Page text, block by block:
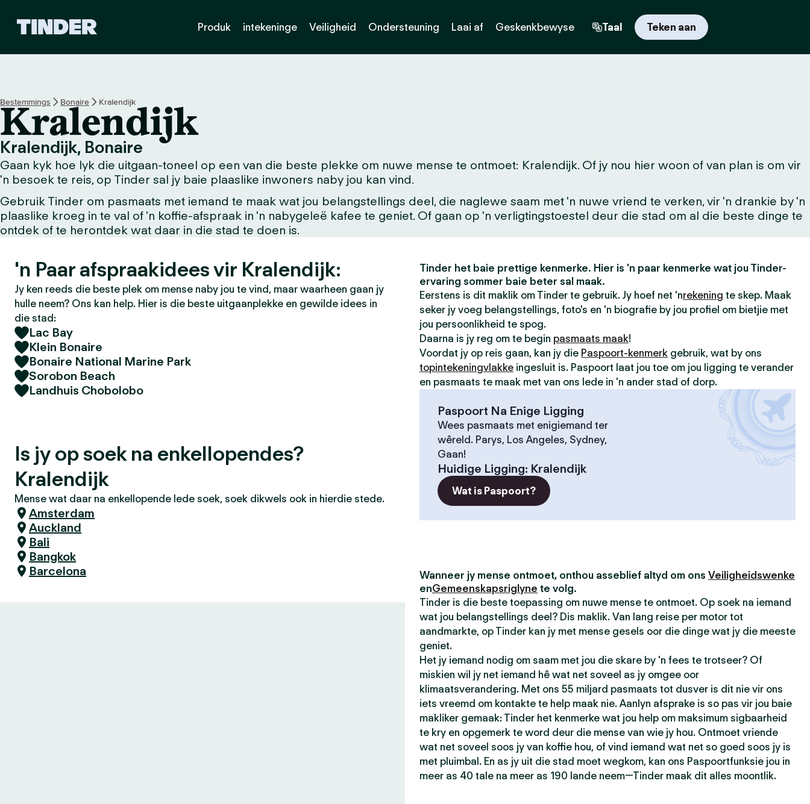
-
t
u
s
b
l
d
Produk intekeninge Veiligheid Ondersteuning Laai af Geskenkbewyse Taal Teken aan
Bestemmings Bonaire Kralendijk
Kralendijk
Kralendijk, Bonaire
Gaan kyk hoe lyk die uitgaan-toneel op een van die beste plekke om nuwe mense te ontmoet: Kralendijk. Of jy nou hier woon of van plan is om vir
'n besoek te reis, op Tinder sal jy baie plaaslike inwoners naby jou kan vind.
Gebruik Tinder om pasmaats met iemand te maak wat jou belangstellings deel, die naglewe saam met 'n nuwe vriend te verken, vir 'n drankie by 'n
plaaslike kroeg in te val of 'n koffie-afspraak in 'n nabygeleë kafee te geniet. Of gaan op 'n verligtingstoestel deur die stad om al die beste dinge te
ontdek of te herontdek wat daar in die stad te doen is.
'n Paar afspraakidees vir Kralendijk:
Jy ken reeds die beste plek om mense naby jou te vind, maar waarheen gaan jy
hulle neem? Ons kan help. Hier is die beste uitgaanplekke en gewilde idees in
die stad:
Lac Bay
Klein Bonaire
Bonaire National Marine Park
Sorobon Beach
Landhuis Chobolobo
Is jy op soek na enkellopendes?
Kralendijk
Mense wat daar na enkellopende lede soek, soek dikwels ook in hierdie stede.
Amsterdam
Auckland
Bali
Bangkok
Barcelona
Tinder het baie prettige kenmerke. Hier is 'n paar kenmerke wat jou Tinder-
ervaring sommer baie beter sal maak.
Eerstens is dit maklik om Tinder te gebruik. Jy hoef net 'nrekening te skep. Maak
seker jy voeg belangstellings, foto's en 'n biografie by jou profiel om bietjie met
jou persoonlikheid te spog.
Daarna is jy reg om te begin pasmaats maak!
Voordat jy op reis gaan, kan jy die Paspoort-kenmerk gebruik, wat by ons
topintekeningvlakke ingesluit is. Paspoort laat jou toe om jou ligging te verander
en pasmaats te maak met van ons lede in 'n ander stad of dorp.
Paspoort Na Enige Ligging
Wees pasmaats met enigiemand ter
wêreld. Parys, Los Angeles, Sydney,
Gaan!
Huidige Ligging: Kralendijk
Wat is Paspoort?
Wanneer jy mense ontmoet, onthou asseblief altyd om ons Veiligheidswenke
enGemeenskapsriglyne te volg.
Tinder is die beste toepassing om nuwe mense te ontmoet. Op soek na iemand
wat jou belangstellings deel? Dis maklik. Van lang reise per motor tot
aandmarkte, op Tinder kan jy met mense gesels oor die dinge wat jy die meeste
geniet.
Het jy iemand nodig om saam met jou die skare by 'n fees te trotseer? Of
miskien wil jy net iemand hê wat net soveel as jy omgee oor
klimaatsverandering. Met ons 55 miljard pasmaats tot dusver is dit nie vir ons
iets vreemd om kontakte te help maak nie. Aanlyn afsprake is so pas vir jou baie
makliker gemaak: Tinder het kenmerke wat jou help om maksimum sigbaarheid
te kry en opgemerk te word deur die mense van wie jy hou. Ontmoet vriende
wat net soveel soos jy van koffie hou, of vind iemand wat net so goed soos jy is
met pluimbal. En as jy uit die stad moet wegkom, kan ons Paspoortfunksie jou in
meer as 40 tale na meer as 190 lande neem—Tinder maak dit alles moontlik.